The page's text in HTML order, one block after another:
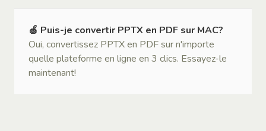
🍏 Puis-je convertir PPTX en PDF sur MAC?
Oui, convertissez PPTX en PDF sur n'importe
quelle plateforme en ligne en 3 clics. Essayez-le
maintenant!